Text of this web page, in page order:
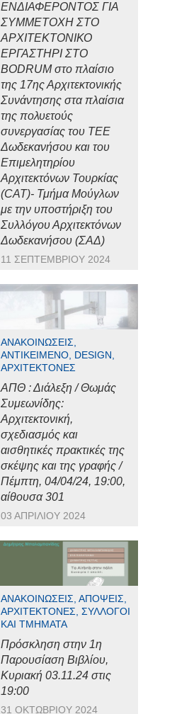
ΕΝΔΙΑΦΕΡΟΝΤΟΣ ΓΙΑ
ΣΥΜΜΕΤΟΧΗ ΣΤΟ
ΑΡΧΙΤΕΚΤΟΝΙΚΟ
ΕΡΓΑΣΤΗΡΙ ΣΤΟ
BODRUM στο πλαίσιο
της 17ης Αρχιτεκτονικής
Συνάντησης στα πλαίσια
της πολυετούς
συνεργασίας του ΤΕΕ
Δωδεκανήσου και του
Επιμελητηρίου
Αρχιτεκτόνων Τουρκίας
(CAT)- Τμήμα Μούγλων
με την υποστήριξη του
Συλλόγου Αρχιτεκτόνων
Δωδεκανήσου (ΣΑΔ)
11 ΣΕΠΤΕΜΒΡΊΟΥ 2024
ΑΝΑΚΟΙΝΏΣΕΙΣ,
ΑΝΤΙΚΕΊΜΕΝΟ, DESIGN,
ΑΡΧΙΤΈΚΤΟΝΕΣ
ΑΠΘ : Διάλεξη / Θωμάς
Συμεωνίδης:
Αρχιτεκτονική,
σχεδιασμός και
αισθητικές πρακτικές της
σκέψης και της γραφής /
Πέμπτη, 04/04/24, 19:00,
αίθουσα 301
03 ΑΠΡΙΛΊΟΥ 2024
ΑΝΑΚΟΙΝΏΣΕΙΣ, ΑΠΌΨΕΙΣ,
ΑΡΧΙΤΈΚΤΟΝΕΣ, ΣΎΛΛΟΓΟΙ
ΚΑΙ ΤΜΉΜΑΤΑ
Πρόσκληση στην 1η
Παρουσίαση Βιβλίου,
Κυριακή 03.11.24 στις
19:00
31 ΟΚΤΩΒΡΊΟΥ 2024